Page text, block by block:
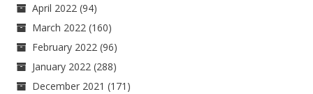
April 2022 (94)
March 2022 (160)
February 2022 (96)
January 2022 (288)
December 2021 (171)